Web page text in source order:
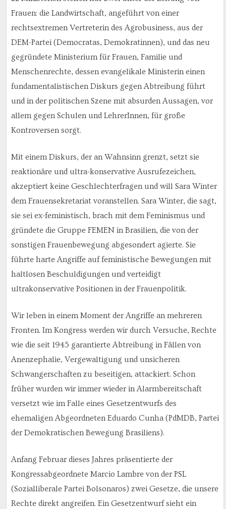
Frauen: die Landwirtschaft, angeführt von einer
rechtsextremen Vertreterin des Agrobusiness, aus der
DEM-Partei (Democratas, Demokratinnen), und das neu
gegründete Ministerium für Frauen, Familie und
Menschenrechte, dessen evangelikale Ministerin einen
fundamentalistischen Diskurs gegen Abtreibung führt
und in der politischen Szene mit absurden Aussagen, vor
allem gegen Schulen und LehrerInnen, für große
Kontroversen sorgt.
Mit einem Diskurs, der an Wahnsinn grenzt, setzt sie
reaktionäre und ultra-konservative Ausrufezeichen,
akzeptiert keine Geschlechterfragen und will Sara Winter
dem Frauensekretariat voranstellen. Sara Winter, die sagt,
sie sei ex-feministisch, brach mit dem Feminismus und
gründete die Gruppe FEMEN in Brasilien, die von der
sonstigen Frauenbewegung abgesondert agierte. Sie
führte harte Angriffe auf feministische Bewegungen mit
haltlosen Beschuldigungen und verteidigt
ultrakonservative Positionen in der Frauenpolitik.
Wir leben in einem Moment der Angriffe an mehreren
Fronten. Im Kongress werden wir durch Versuche, Rechte
wie die seit 1945 garantierte Abtreibung in Fällen von
Anenzephalie, Vergewaltigung und unsicheren
Schwangerschaften zu beseitigen, attackiert. Schon
früher wurden wir immer wieder in Alarmbereitschaft
versetzt wie im Falle eines Gesetzentwurfs des
ehemaligen Abgeordneten Eduardo Cunha (PdMDB, Partei
der Demokratischen Bewegung Brasiliens).
Anfang Februar dieses Jahres präsentierte der
Kongressabgeordnete Marcio Lambre von der PSL
(Sozialliberale Partei Bolsonaros) zwei Gesetze, die unsere
Rechte direkt angreifen. Ein Gesetzentwurf sieht ein